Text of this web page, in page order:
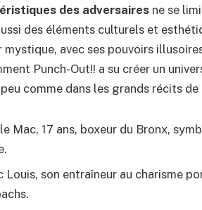
des adversaires ne se
des éléments culturels et
mystique, avec ses pouvoirs
Punch-Out!! a su créer un
comme dans les grands récits de
Mac, 17 ans, boxeur du Bronx,
Louis, son entraîneur au charisme